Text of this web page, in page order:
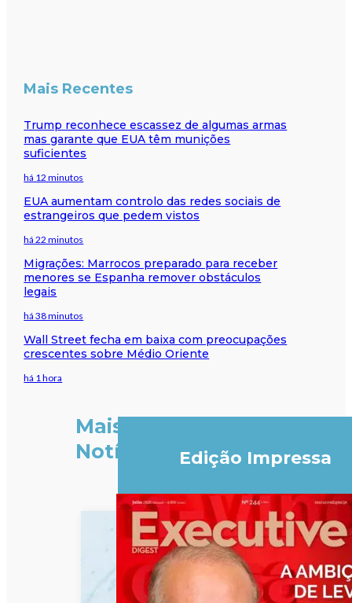
Mais Recentes
Trump reconhece escassez de algumas armas
mas garante que EUA têm munições
suficientes
há 12 minutos
EUA aumentam controlo das redes sociais de
estrangeiros que pedem vistos
há 22 minutos
Migrações: Marrocos preparado para receber
menores se Espanha remover obstáculos
legais
há 38 minutos
Wall Street fecha em baixa com preocupações
crescentes sobre Médio Oriente
há 1 hora
Mais
Notícias
Edição Impressa